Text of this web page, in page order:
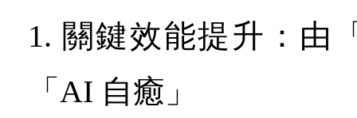
1. 關鍵效能提升：由
「AI 自癒」